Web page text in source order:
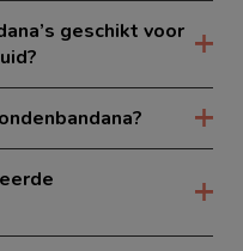
geschikt voor